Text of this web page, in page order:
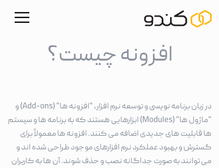
افزونه چیست؟
در زبان برنامه نویسی و توسعه نرم افزار، "افزونه ها" (Add-ons) و
"ماژول ها" (Modules) ابزارهایی هستند که به برنامه ها و سیستم
ها قابلیت های جدیدی اضافه می کنند. افزونه ها معمولاً برای
گسترش و بهبود عملکرد نرم افزارهای موجود طراحی شده اند و
می توانند به صورت جداگانه نصب و حذف شوند. آن ها به کاربران